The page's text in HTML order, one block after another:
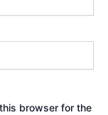
browser for the